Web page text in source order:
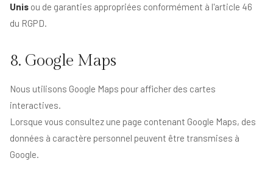
Unis ou de garanties appropriées conformément à l'article 46
du RGPD.
8. Google Maps
Nous utilisons Google Maps pour afficher des cartes
interactives.
Lorsque vous consultez une page contenant Google Maps, des
données à caractère personnel peuvent être transmises à
Google.